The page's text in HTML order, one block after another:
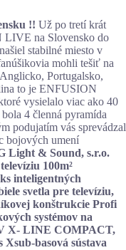
!! Už po tretí krát
LIVE na Slovensko do
stabilné miesto v
mohli tešiť na
Portugalsko,
to je ENFUSION
vysielalo viac ako 40
4 členná pyramída
podujatím vás sprevádzal
bojových umení
Light & Sound, s.r.o.
100m²
inteligentných
svetla pre televíziu,
konštrukcie Profi
systémov na
X- LINE COMPACT,
basová sústava